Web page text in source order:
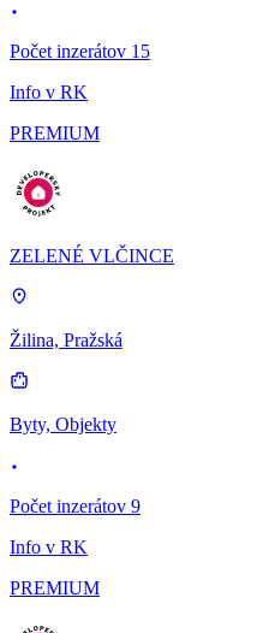
Počet inzerátov 15
Info v RK
PREMIUM
ZELENÉ VLČINCE
Žilina, Pražská
Byty, Objekty
Počet inzerátov 9
Info v RK
PREMIUM